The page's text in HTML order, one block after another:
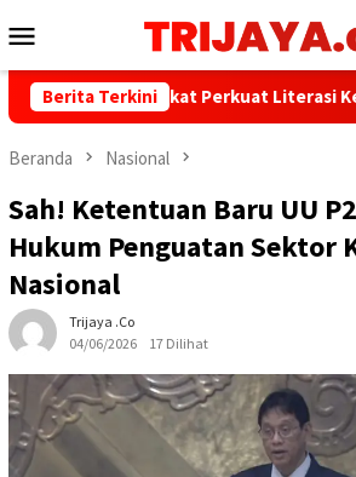
ke
Mobile
Berita Terkini
AFPI Sepakat Perkuat Literasi
Beranda Nasional
​Sah! Ketentuan Baru UU
Hukum Penguatan Sektor
Nasional
Trijaya .co
04/06/2026
17 Dilihat